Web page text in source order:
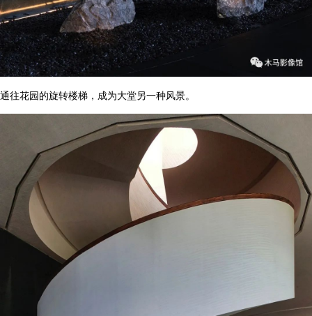
通往花园的旋转楼梯，成为大堂另一种风景。